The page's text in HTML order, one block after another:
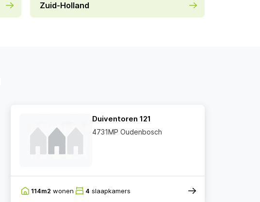
Zuid-Holland
Duiventoren 121
4731MP Oudenbosch
114m2 wonen 4 slaapkamers